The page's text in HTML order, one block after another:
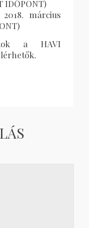
IDŐPONT)
2018. március
a HAVI